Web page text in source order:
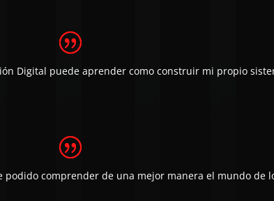
Digital puede aprender como construir mi propio
podido comprender de una mejor manera el mundo de